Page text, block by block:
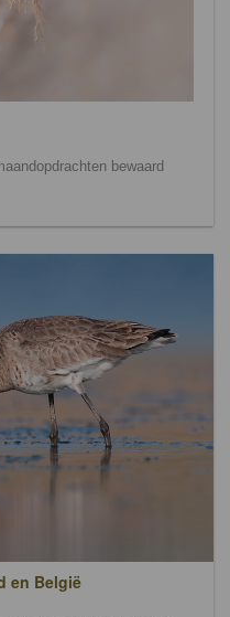
bewaard
en België